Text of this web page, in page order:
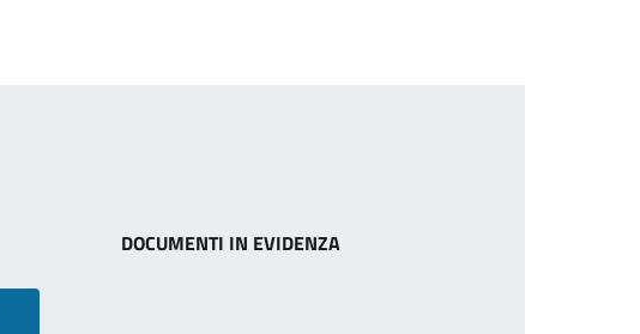
DOCUMENTI IN EVIDENZA